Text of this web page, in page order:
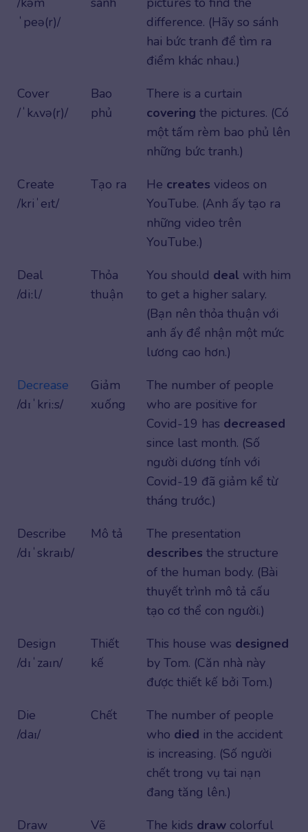
ˈpeə(r)/
difference. (Hãy so sánh
hai bức tranh để tìm ra
điểm khác nhau.)
Cover
/ˈkʌvə(r)/
Bao
phủ
There is a curtain
covering the pictures. (Có
một tấm rèm bao phủ lên
những bức tranh.)
Create
/kriˈeɪt/
Tạo ra He creates videos on
YouTube. (Anh ấy tạo ra
những video trên
YouTube.)
Deal
/diːl/
Thỏa
thuận
You should deal with him
to get a higher salary.
(Bạn nên thỏa thuận với
anh ấy để nhận một mức
lương cao hơn.)
Decrease
/dɪˈkriːs/
Giảm
xuống
The number of people
who are positive for
Covid-19 has decreased
since last month. (Số
người dương tính với
Covid-19 đã giảm kể từ
tháng trước.)
Describe
/dɪˈskraɪb/
Mô tả
The presentation
describes the structure
of the human body. (Bài
thuyết trình mô tả cấu
tạo cơ thể con người.)
Design
/dɪˈzaɪn/
Thiết
kế
This house was designed
by Tom. (Căn nhà này
được thiết kế bởi Tom.)
Die
/daɪ/
Chết
The number of people
who died in the accident
is increasing. (Số người
chết trong vụ tai nạn
đang tăng lên.)
Draw
Vẽ The kids draw colorful